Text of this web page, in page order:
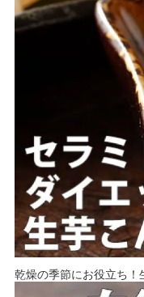
乾燥の季節にお役立ち！